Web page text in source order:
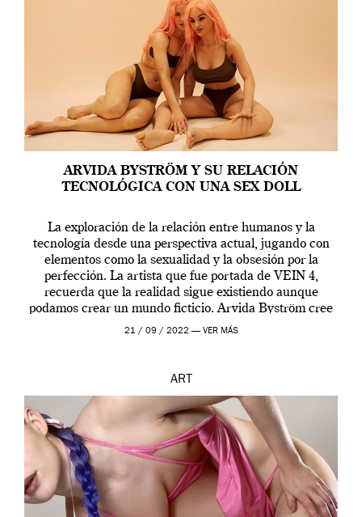
ARVIDA BYSTRÖM Y SU RELACIÓN
TECNOLÓGICA CON UNA SEX DOLL
La exploración de la relación entre humanos y la
tecnología desde una perspectiva actual, jugando con
elementos como la sexualidad y la obsesión por la
perfección. La artista que fue portada de VEIN 4,
recuerda que la realidad sigue existiendo aunque
podamos crear un mundo ficticio. Arvida Byström cree
que los humanos tienen un complejo […]
21 / 09 / 2022 — VER MÁS
ART